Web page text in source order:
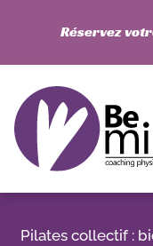
Réservez
Pilates collectif :